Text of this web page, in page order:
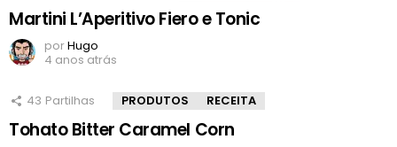
Martini L’Aperitivo Fiero e Tonic
porHugo
4 anos atrás
43 Partilhas PRODUTOS RECEITA
Tohato Bitter Caramel Corn